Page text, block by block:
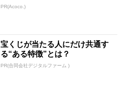
PR(Acoco.)
宝くじが当たる人にだけ共通す
る“ある特徴”とは？
PR(合同会社デジタルファーム )